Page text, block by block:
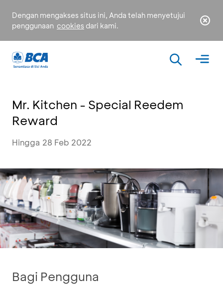
Dengan mengakses situs ini, Anda telah menyetujui
penggunaan cookies dari kami.
Mr. Kitchen - Special Reedem
Reward
Hingga 28 Feb 2022
Bagi Pengguna